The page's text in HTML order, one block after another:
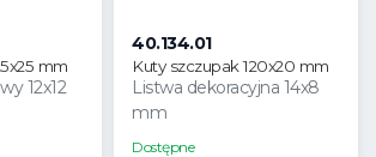
mm
12x12
40.134.01
Kuty szczupak 120x20 mm
Listwa dekoracyjna 14x8
mm
Dostępne